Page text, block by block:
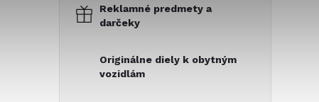
Reklamné predmety a
darčeky
Originálne diely k obytným
vozidlám